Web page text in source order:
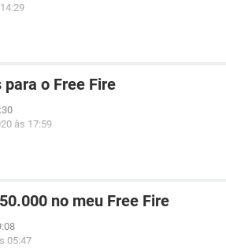
o Free Fire
às 17:59
no meu Free Fire
05:47